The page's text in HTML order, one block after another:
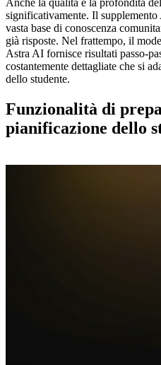
Anche la qualità e la profondità
significativamente. Il
vasta base di conoscenza
già risposte. Nel frattempo, il
Astra AI fornisce risultati passo-
costantemente dettagliate che si
dello studente.
Funzionalità di
pianificazione dello